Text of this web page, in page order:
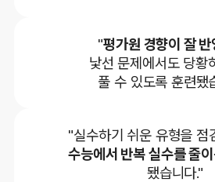
"평가원 경향이 잘 반
낯선 문제에서도 당황
풀 수 있도록 훈련됐
"실수하기 쉬운 유형을 점
수능에서 반복 실수를 줄이
됐습니다."